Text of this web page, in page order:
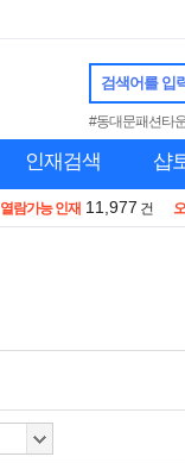
검색어를 입
#동대문패션타
인재검색 샵
열람가능 인재 11,977 건